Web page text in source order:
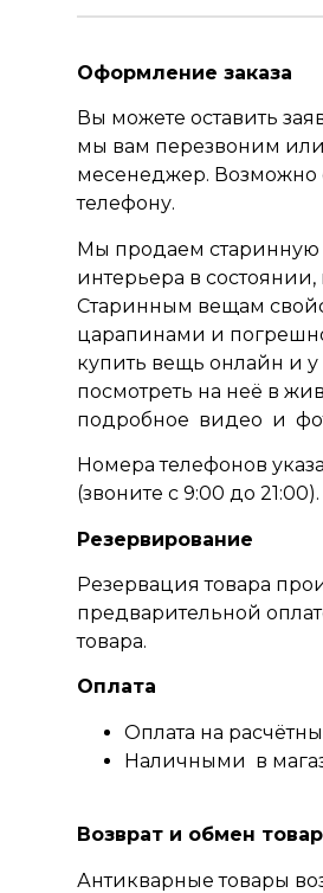
Оформление заказа
Вы можете оставить
мы вам перезвоним
месенеджер. Возможно
телефону.
Мы продаем
интерьера в
Старинным вещам
царапинами и
купить вещь онлайн и у
посмотреть на неё в
подробное видео и
Номера телефонов
(звоните c 9:00 до 21:00).
Резервирование
Резервация товара
предварительной
товара.
Оплата
Оплата на
Наличными в
Возврат и обмен
Антикварные товары